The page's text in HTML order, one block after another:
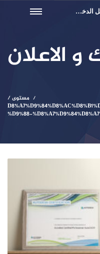
تسجيل الدخول
و الاعلان
مستوى /
%D9%88-